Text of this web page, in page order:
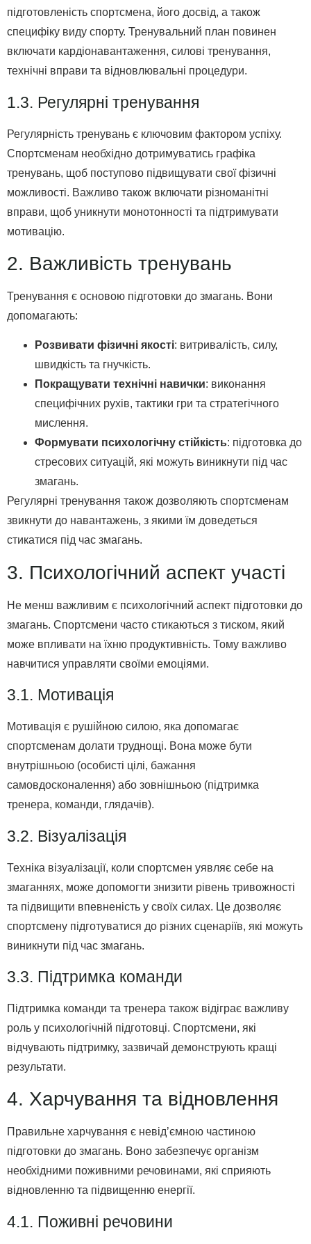
підготовленість спортсмена, його досвід, а також
специфіку виду спорту. Тренувальний план повинен
включати кардіонавантаження, силові тренування,
технічні вправи та відновлювальні процедури.
1.3. Регулярні тренування
Регулярність тренувань є ключовим фактором успіху.
Спортсменам необхідно дотримуватись графіка
тренувань, щоб поступово підвищувати свої фізичні
можливості. Важливо також включати різноманітні
вправи, щоб уникнути монотонності та підтримувати
мотивацію.
2. Важливість тренувань
Тренування є основою підготовки до змагань. Вони
допомагають:
Розвивати фізичні якості: витривалість, силу,
швидкість та гнучкість.
Покращувати технічні навички: виконання
специфічних рухів, тактики гри та стратегічного
мислення.
Формувати психологічну стійкість: підготовка до
стресових ситуацій, які можуть виникнути під час
змагань.
Регулярні тренування також дозволяють спортсменам
звикнути до навантажень, з якими їм доведеться
стикатися під час змагань.
3. Психологічний аспект участі
Не менш важливим є психологічний аспект підготовки до
змагань. Спортсмени часто стикаються з тиском, який
може впливати на їхню продуктивність. Тому важливо
навчитися управляти своїми емоціями.
3.1. Мотивація
Мотивація є рушійною силою, яка допомагає
спортсменам долати труднощі. Вона може бути
внутрішньою (особисті цілі, бажання
самовдосконалення) або зовнішньою (підтримка
тренера, команди, глядачів).
3.2. Візуалізація
Техніка візуалізації, коли спортсмен уявляє себе на
змаганнях, може допомогти знизити рівень тривожності
та підвищити впевненість у своїх силах. Це дозволяє
спортсмену підготуватися до різних сценаріїв, які можуть
виникнути під час змагань.
3.3. Підтримка команди
Підтримка команди та тренера також відіграє важливу
роль у психологічній підготовці. Спортсмени, які
відчувають підтримку, зазвичай демонструють кращі
результати.
4. Харчування та відновлення
Правильне харчування є невід’ємною частиною
підготовки до змагань. Воно забезпечує організм
необхідними поживними речовинами, які сприяють
відновленню та підвищенню енергії.
4.1. Поживні речовини